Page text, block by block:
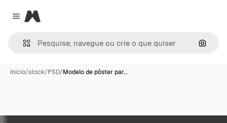
Close menu
Magnific
Início/stock/PSD/Modelo de pôster par…